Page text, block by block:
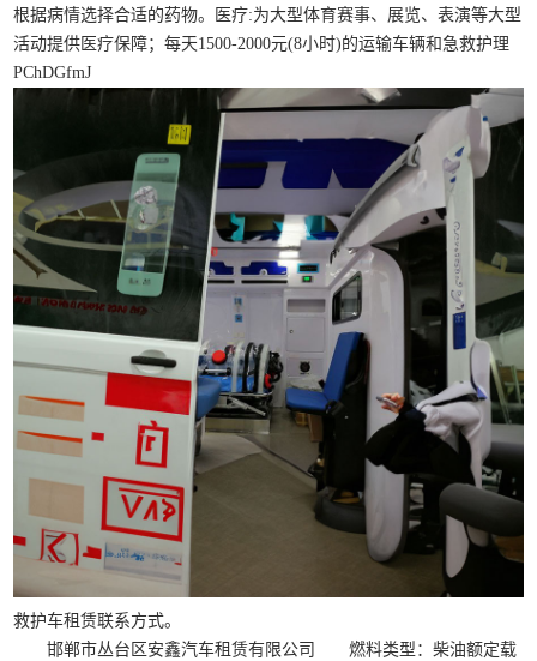
根据病情选择合适的药物。医疗:为大型体育赛事、展览、表演等大型
活动提供医疗保障；每天1500-2000元(8小时)的运输车辆和急救护理
PChDGfmJ
救护车租赁联系方式。
邯郸市丛台区安鑫汽车租赁有限公司 燃料类型：柴油额定载